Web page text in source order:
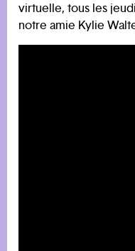
virtuelle, tous les
notre amie Kylie